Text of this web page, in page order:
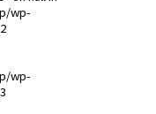
wp-
wp-